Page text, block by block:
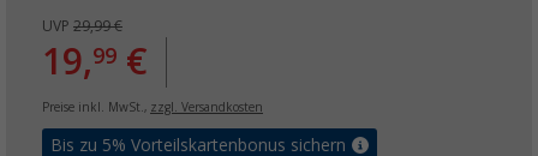
UVP 29,99 €
19,99 €
Preise inkl. MwSt., zzgl. Versandkosten
Bis zu 5% Vorteilskartenbonus sichern